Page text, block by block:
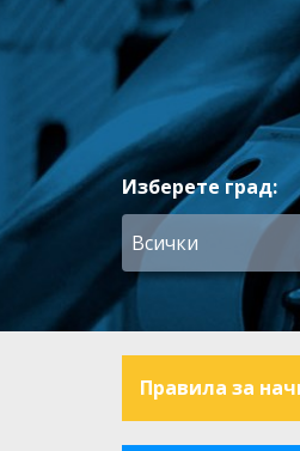
Изберете град:
Правила за